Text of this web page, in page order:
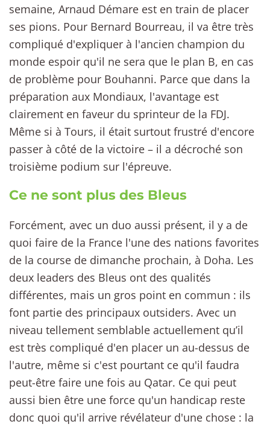
semaine, Arnaud Démare est en train de placer
ses pions. Pour Bernard Bourreau, il va être très
compliqué d'expliquer à l'ancien champion du
monde espoir qu'il ne sera que le plan B, en cas
de problème pour Bouhanni. Parce que dans la
préparation aux Mondiaux, l'avantage est
clairement en faveur du sprinteur de la FDJ.
Même si à Tours, il était surtout frustré d'encore
passer à côté de la victoire – il a décroché son
troisième podium sur l'épreuve.
Ce ne sont plus des Bleus
Forcément, avec un duo aussi présent, il y a de
quoi faire de la France l'une des nations favorites
de la course de dimanche prochain, à Doha. Les
deux leaders des Bleus ont des qualités
différentes, mais un gros point en commun : ils
font partie des principaux outsiders. Avec un
niveau tellement semblable actuellement qu’il
est très compliqué d'en placer un au-dessus de
l'autre, même si c'est pourtant ce qu'il faudra
peut-être faire une fois au Qatar. Ce qui peut
aussi bien être une force qu'un handicap reste
donc quoi qu'il arrive révélateur d'une chose : la